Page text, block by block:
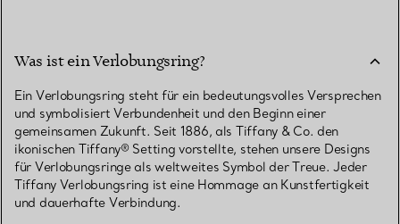
Was ist ein Verlobungsring?
Ein Verlobungsring steht für ein bedeutungsvolles Versprechen
und symbolisiert Verbundenheit und den Beginn einer
gemeinsamen Zukunft. Seit 1886, als Tiffany & Co. den
ikonischen Tiffany® Setting vorstellte, stehen unsere Designs
für Verlobungsringe als weltweites Symbol der Treue. Jeder
Tiffany Verlobungsring ist eine Hommage an Kunstfertigkeit
und dauerhafte Verbindung.